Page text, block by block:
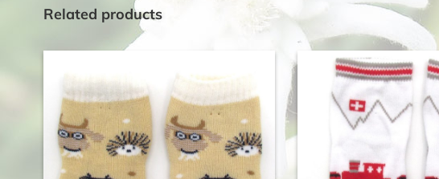
Related products